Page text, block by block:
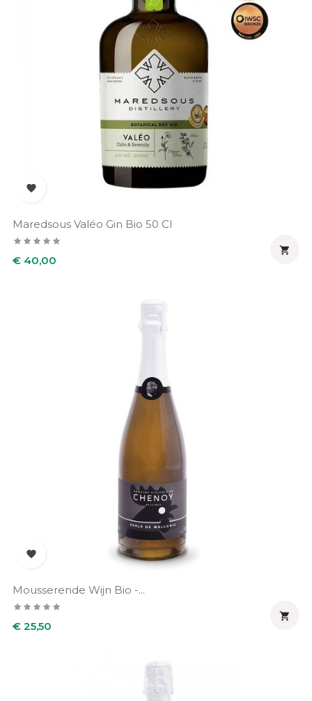

Maredsous Valéo Gin Bio 50 Cl
Prijs
€ 40,00


Mousserende Wijn Bio -...
Prijs
€ 25,50
